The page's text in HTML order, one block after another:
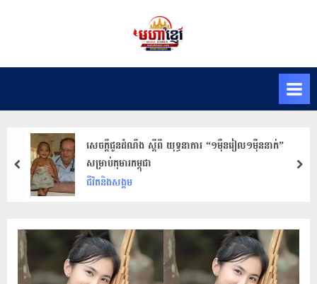
a
m
ខ្មែរ
សេចក្តីជូនដំណឹង ស្តីពី យុទ្ធនាការ “១ម៉ឺនរៀល១ម៉ឺននាក់”
សម្រាប់កុមារកម្ពុជា​
ជីវិតនិងសង្គម
prev